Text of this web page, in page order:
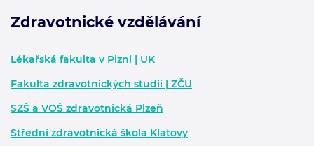
Zdravotnické vzdělávání
Lékařská fakulta v Plzni | UK
Fakulta zdravotnických studií | ZČU
SZŠ a VOŠ zdravotnická Plzeň
Střední zdravotnická škola Klatovy